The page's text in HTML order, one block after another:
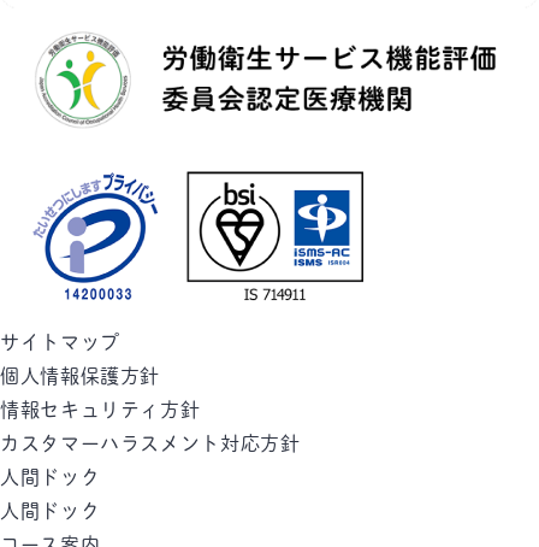
サイトマップ
個人情報保護方針
情報セキュリティ方針
カスタマーハラスメント対応方針
人間ドック
人間ドック